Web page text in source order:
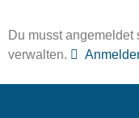
Du musst
verwalten.